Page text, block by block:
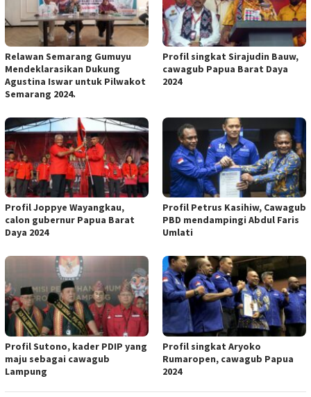
Relawan Semarang Gumuyu
Mendeklarasikan Dukung
Agustina Iswar untuk Pilwakot
Semarang 2024.
Profil singkat Sirajudin Bauw,
cawagub Papua Barat Daya
2024
Profil Joppye Wayangkau,
calon gubernur Papua Barat
Daya 2024
Profil Petrus Kasihiw, Cawagub
PBD mendampingi Abdul Faris
Umlati
Profil Sutono, kader PDIP yang
maju sebagai cawagub
Lampung
Profil singkat Aryoko
Rumaropen, cawagub Papua
2024